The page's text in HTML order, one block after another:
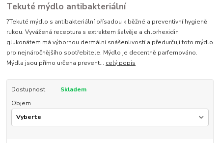
Tekuté mýdlo antibakteriální
?Tekuté mýdlo s antibakteriální přísadou k běžné a preventivní hygieně
rukou. Vyvážená receptura s extraktem šalvěje a chlorhexidin
glukonátem má výbornou dermální snášenlivostí a předurčují toto mýdlo
pro nejnáročnějšího spotřebitele. Mýdlo je decentně parfemováno.
Mýdla jsou přímo určena prevent... celý popis
Dostupnost
Skladem
Objem